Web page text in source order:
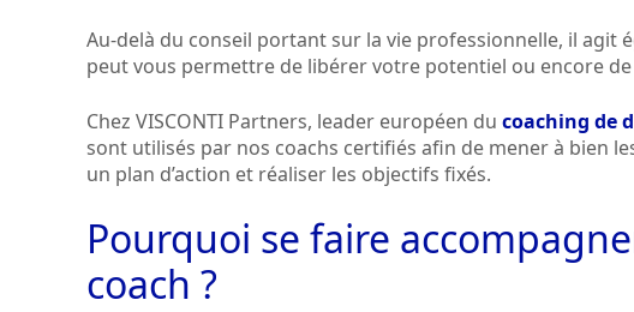
Au-delà du conseil portant sur la vie professionnelle, il agit
peut vous permettre de libérer votre potentiel ou encore
Chez VISCONTI Partners, leader européen du coaching de
sont utilisés par nos coachs certifiés afin de mener à bien
un plan d’action et réaliser les objectifs fixés.
Pourquoi se faire
coach ?